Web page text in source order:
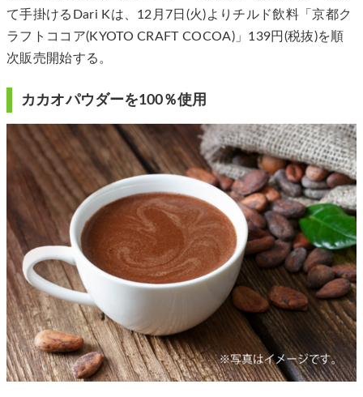
て手掛けるDari Kは、12月7日(火)よりチルド飲料「京都ク
ラフトココア(KYOTO CRAFT COCOA)」139円(税抜)を順
次販売開始する。
カカオパウダーを100％使用